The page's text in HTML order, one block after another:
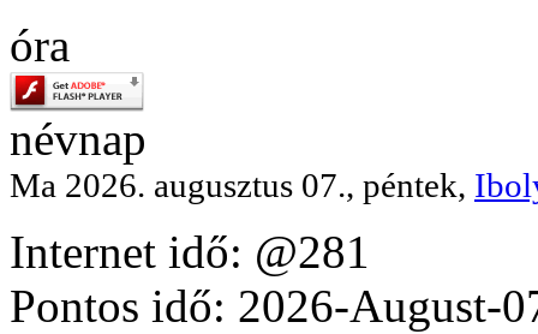
óra
névnap
Ma 2026. augusztus 07., péntek,
Internet idő: @281
Pontos idő: 2026-August-